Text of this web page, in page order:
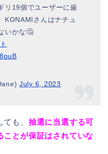
リ19個でユーザーに歯
KONAMIさんはナチュ
いかな🤔
July 6, 2023
も、 抽選に当選する可
ことが保証はされていな